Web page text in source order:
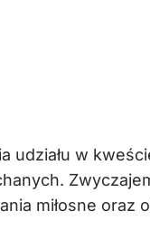
udziału w
miłosne oraz